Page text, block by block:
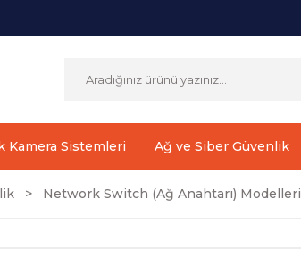
Kamera Sistemleri Ağ ve Siber Güvenlik
Network Switch (Ağ Anahtarı) Modelleri